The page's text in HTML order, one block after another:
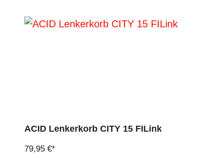
ACID Lenkerkorb CITY 15 FILink
79,95 €*